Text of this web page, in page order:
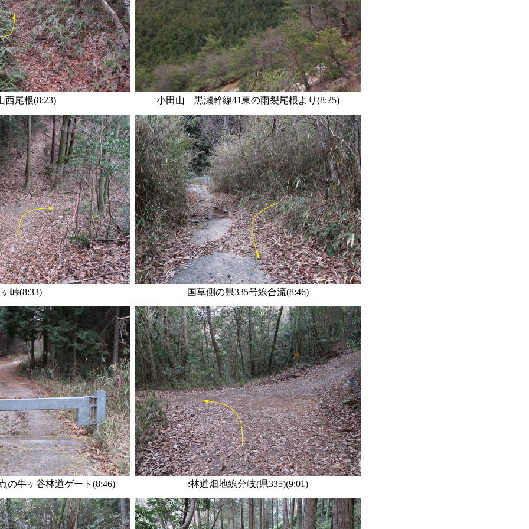
西尾根(8:23) 小田山 黒瀬幹線41東の雨裂尾根より(8:25)
峠(8:33) 国草側の県335号線合流(8:46)
の牛ヶ谷林道ゲート(8:46) :林道畑地線分岐(県335)(9:01)